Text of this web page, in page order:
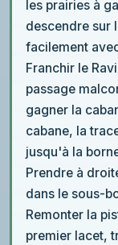
les prairies à gauche (sente peu marquée) pour
descendre sur la Cabane
facilement
Franchir le
passage malcommode) et, en restant à flanc,
gagner la cabane de
cabane, la trace
jusqu'à la
Prendre à
dans le
Remonter la
premier lacet, trouver un sentier à gauche (cairn) qui